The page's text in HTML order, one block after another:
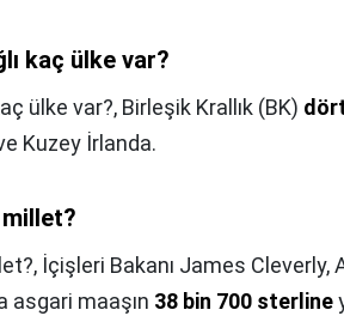
kaç ülke var?
ülke var?, Birleşik Krallık (BK)
Kuzey İrlanda.
İçişleri Bakanı James Cleverly,
asgari maaşın 38 bin 700 sterline